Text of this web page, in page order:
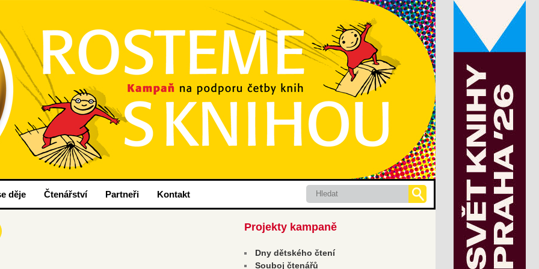
děje Čtenářství Partneři Kontakt Hledat
Projekty kampaně
Dny dětského čtení
Souboj čtenářů